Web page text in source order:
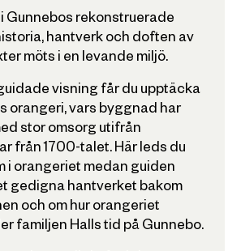
Gunnebos rekonstruerade
hantverk och doften av
möts i en levande miljö.
visning får du upptäcka
orangeri, vars byggnad har
stor omsorg utifrån
från 1700-talet. Här leds du
i orangeriet medan guiden
gedigna hantverket bakom
och om hur orangeriet
familjen Halls tid på Gunnebo.